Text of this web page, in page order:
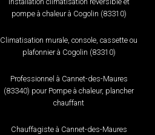
pompe à chaleur à Cogolin (83310)
Climatisation murale, console, cassette ou
plafonnier à Cogolin (83310)
Professionnel à Cannet-des-Maures
(83340) pour Pompe à chaleur, plancher
chauffant
Chauffagiste à Cannet-des-Maures